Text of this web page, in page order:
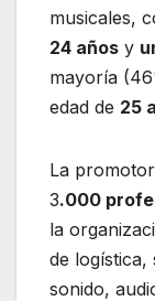
musicales,
24 años y
mayoría
edad de 25
La
3.000
la
de logística,
sonido,